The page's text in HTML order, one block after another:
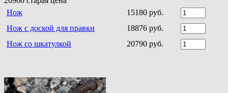
Нож
15180 руб.
Нож с доской для правки
18876 руб.
Нож со шкатулкой
20790 руб.